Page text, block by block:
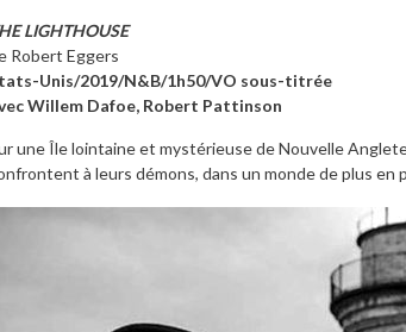
LIGHTHOUSE
Robert Eggers
Unis/2019/N&B/1h50/VO sous-titrée
Willem Dafoe, Robert Pattinson
une Île lointaine et mystérieuse de Nouvelle
à leurs démons, dans un monde de plus en